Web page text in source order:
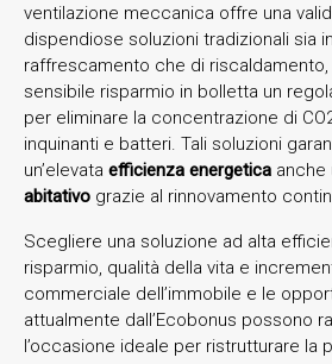
ventilazione meccanica offre una
dispendiose soluzioni tradizionali sia
raffrescamento che di riscaldamento,
sensibile risparmio in bolletta un
per eliminare la concentrazione di
inquinanti e batteri. Tali soluzioni
un’elevata efficienza energetica anche
abitativo grazie al rinnovamento
Scegliere una soluzione ad alta
risparmio, qualità della vita e
commerciale dell’immobile e le
attualmente dall’Ecobonus possono
l’occasione ideale per ristrutturare la